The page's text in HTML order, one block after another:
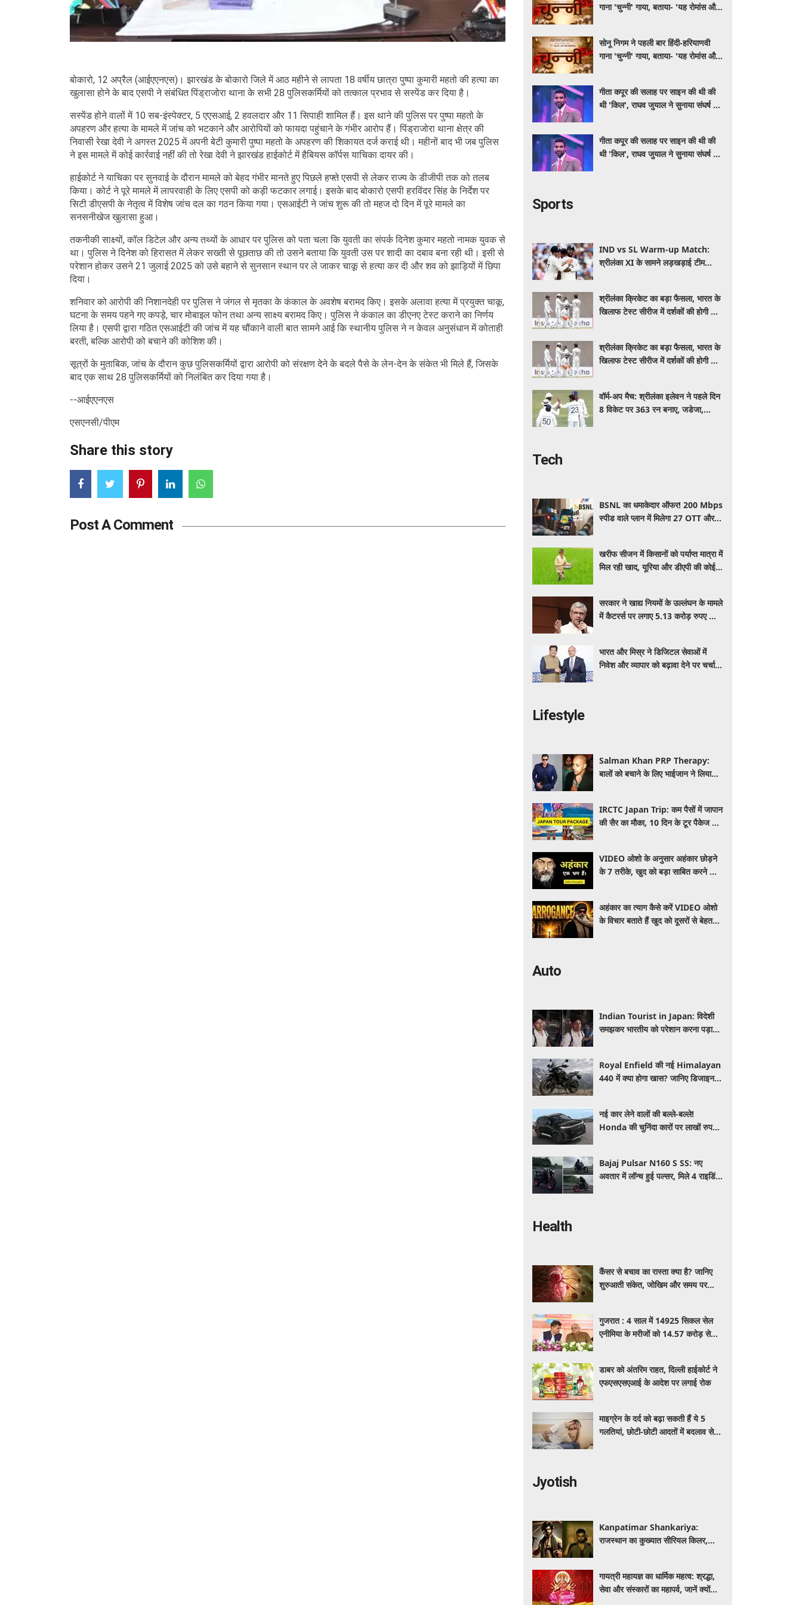
बोकारो, 12 अप्रैल (आईएएनएस)। झारखंड के बोकारो जिले में आठ महीने से लापता 18 वर्षीय छात्रा पुष्पा कुमारी महतो की हत्या का
खुलासा होने के बाद एसपी ने संबंधित पिंड्राजोरा थाना के सभी 28 पुलिसकर्मियों को तत्काल प्रभाव से सस्पेंड कर दिया है।
सस्पेंड होने वालों में 10 सब-इंस्पेक्टर, 5 एएसआई, 2 हवलदार और 11 सिपाही शामिल हैं। इस थाने की पुलिस पर पुष्पा महतो के
अपहरण और हत्या के मामले में जांच को भटकाने और आरोपियों को फायदा पहुंचाने के गंभीर आरोप हैं। पिंड्राजोरा थाना क्षेत्र की
निवासी रेखा देवी ने अगस्त 2025 में अपनी बेटी कुमारी पुष्पा महतो के अपहरण की शिकायत दर्ज कराई थी। महीनों बाद भी जब पुलिस
ने इस मामले में कोई कार्रवाई नहीं की तो रेखा देवी ने झारखंड हाईकोर्ट में हैबियस कॉर्पस याचिका दायर की।
हाईकोर्ट ने याचिका पर सुनवाई के दौरान मामले को बेहद गंभीर मानते हुए पिछले हफ्ते एसपी से लेकर राज्य के डीजीपी तक को तलब
किया। कोर्ट ने पूरे मामले में लापरवाही के लिए एसपी को कड़ी फटकार लगाई। इसके बाद बोकारो एसपी हरविंदर सिंह के निर्देश पर
सिटी डीएसपी के नेतृत्व में विशेष जांच दल का गठन किया गया। एसआईटी ने जांच शुरू की तो महज दो दिन में पूरे मामले का
सनसनीखेज खुलासा हुआ।
तकनीकी साक्ष्यों, कॉल डिटेल और अन्य तथ्यों के आधार पर पुलिस को पता चला कि युवती का संपर्क दिनेश कुमार महतो नामक युवक से
था। पुलिस ने दिनेश को हिरासत में लेकर सख्ती से पूछताछ की तो उसने बताया कि युवती उस पर शादी का दबाव बना रही थी। इसी से
परेशान होकर उसने 21 जुलाई 2025 को उसे बहाने से सुनसान स्थान पर ले जाकर चाकू से हत्या कर दी और शव को झाड़ियों में छिपा
दिया।
शनिवार को आरोपी की निशानदेही पर पुलिस ने जंगल से मृतका के कंकाल के अवशेष बरामद किए। इसके अलावा हत्या में प्रयुक्त चाकू,
घटना के समय पहने गए कपड़े, चार मोबाइल फोन तथा अन्य साक्ष्य बरामद किए। पुलिस ने कंकाल का डीएनए टेस्ट कराने का निर्णय
लिया है। एसपी द्वारा गठित एसआईटी की जांच में यह चौंकाने वाली बात सामने आई कि स्थानीय पुलिस ने न केवल अनुसंधान में कोताही
बरती, बल्कि आरोपी को बचाने की कोशिश की।
सूत्रों के मुताबिक, जांच के दौरान कुछ पुलिसकर्मियों द्वारा आरोपी को संरक्षण देने के बदले पैसे के लेन-देन के संकेत भी मिले हैं, जिसके
बाद एक साथ 28 पुलिसकर्मियों को निलंबित कर दिया गया है।
--आईएएनएस
एसएनसी/पीएम
Share this story
Post A Comment
गाना 'चुन्नी' गाया, बताया- 'यह रोमांस और
सोनू निगम ने पहली बार हिंदी-हरियाणवी
गाना 'चुन्नी' गाया, बताया- 'यह रोमांस और
गीता कपूर की सलाह पर साइन की थी की
थी 'किल', राघव जुयाल ने सुनाया संघर्ष से
गीता कपूर की सलाह पर साइन की थी की
थी 'किल', राघव जुयाल ने सुनाया संघर्ष से
Sports
IND vs SL Warm-up Match:
श्रीलंका XI के सामने लड़खड़ाई टीम
श्रीलंका क्रिकेट का बड़ा फैसला, भारत के
खिलाफ टेस्ट सीरीज में दर्शकों की होगी फ्री
श्रीलंका क्रिकेट का बड़ा फैसला, भारत के
खिलाफ टेस्ट सीरीज में दर्शकों की होगी फ्री
वॉर्म-अप मैच: श्रीलंका इलेवन ने पहले दिन
8 विकेट पर 363 रन बनाए, जडेजा,
Tech
BSNL का धमाकेदार ऑफर! 200 Mbps
स्पीड वाले प्लान में मिलेगा 27 OTT और 6
खरीफ सीजन में किसानों को पर्याप्त मात्रा में
मिल रही खाद, यूरिया और डीएपी की कोई
सरकार ने खाद्य नियमों के उल्लंघन के मामले
में कैटरर्स पर लगाए 5.13 करोड़ रुपए का
भारत और मिस्र ने डिजिटल सेवाओं में
निवेश और व्यापार को बढ़ावा देने पर चर्चा
Lifestyle
Salman Khan PRP Therapy:
बालों को बचाने के लिए भाईजान ने लिया
IRCTC Japan Trip: कम पैसों में जापान
की सैर का मौका, 10 दिन के टूर पैकेज में
VIDEO ओशो के अनुसार अहंकार छोड़ने
के 7 तरीके, खुद को बड़ा साबित करने की
अहंकार का त्याग कैसे करें VIDEO ओशो
के विचार बताते हैं खुद को दूसरों से बेहतर
Auto
Indian Tourist in Japan: विदेशी
समझकर भारतीय को परेशान करना पड़ा
Royal Enfield की नई Himalayan
440 में क्या होगा खास? जानिए डिजाइन,
नई कार लेने वालों की बल्ले-बल्ले!
Honda की चुनिंदा कारों पर लाखों रुपये
Bajaj Pulsar N160 S SS: नए
अवतार में लॉन्च हुई पल्सर, मिले 4 राइडिंग
Health
कैंसर से बचाव का रास्ता क्या है? जानिए
शुरुआती संकेत, जोखिम और समय पर
गुजरात : 4 साल में 14925 सिकल सेल
एनीमिया के मरीजों को 14.57 करोड़ से
डाबर को अंतरिम राहत, दिल्ली हाईकोर्ट ने
एफएसएसएआई के आदेश पर लगाई रोक
माइग्रेन के दर्द को बढ़ा सकती हैं ये 5
गलतियां, छोटी-छोटी आदतों में बदलाव से
Jyotish
Kanpatimar Shankariya:
राजस्थान का कुख्यात सीरियल किलर,
गायत्री महायज्ञ का धार्मिक महत्व: श्रद्धा,
सेवा और संस्कारों का महापर्व, जानें क्यों